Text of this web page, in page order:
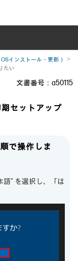
インストール・更新）
たい
文書番号：a50115
セットアップ
で操作しま
” を選択し、「は